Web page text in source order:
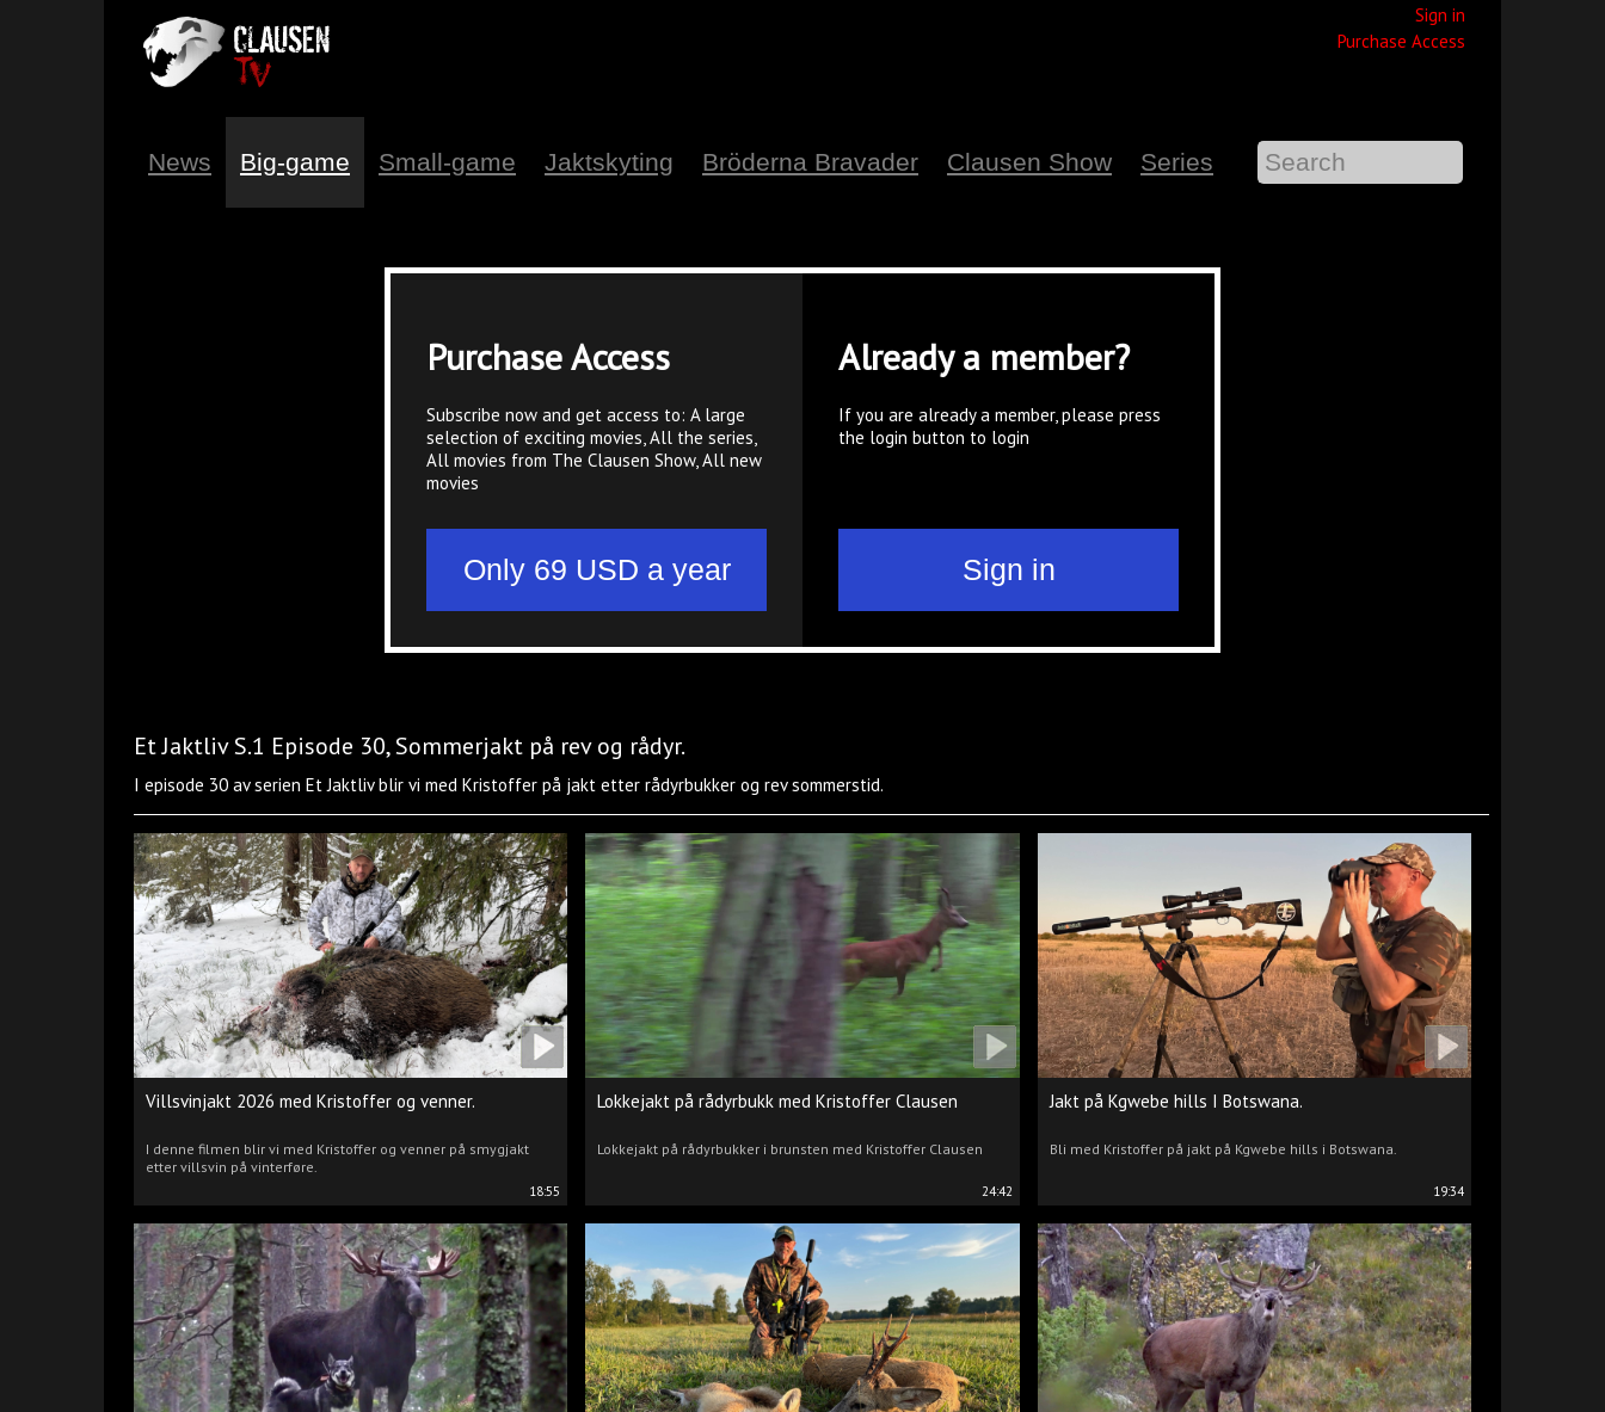
Sign in
Purchase Access
News Big-game Small-game Jaktskyting Bröderna Bravader Clausen Show Series
Purchase Access
Subscribe now and get access to: A large
selection of exciting movies, All the series,
All movies from The Clausen Show, All new
movies
Already a member?
If you are already a member, please press
the login button to login
Et Jaktliv S.1 Episode 30, Sommerjakt på rev og rådyr.
I episode 30 av serien Et Jaktliv blir vi med Kristoffer på jakt etter rådyrbukker og rev sommerstid.
18:55
Villsvinjakt 2026 med Kristoffer og venner.
I denne filmen blir vi med Kristoffer og venner på smygjakt
etter villsvin på vinterføre.
24:42
Lokkejakt på rådyrbukk med Kristoffer Clausen
Lokkejakt på rådyrbukker i brunsten med Kristoffer Clausen
19:34
Jakt på Kgwebe hills I Botswana.
Bli med Kristoffer på jakt på Kgwebe hills i Botswana.